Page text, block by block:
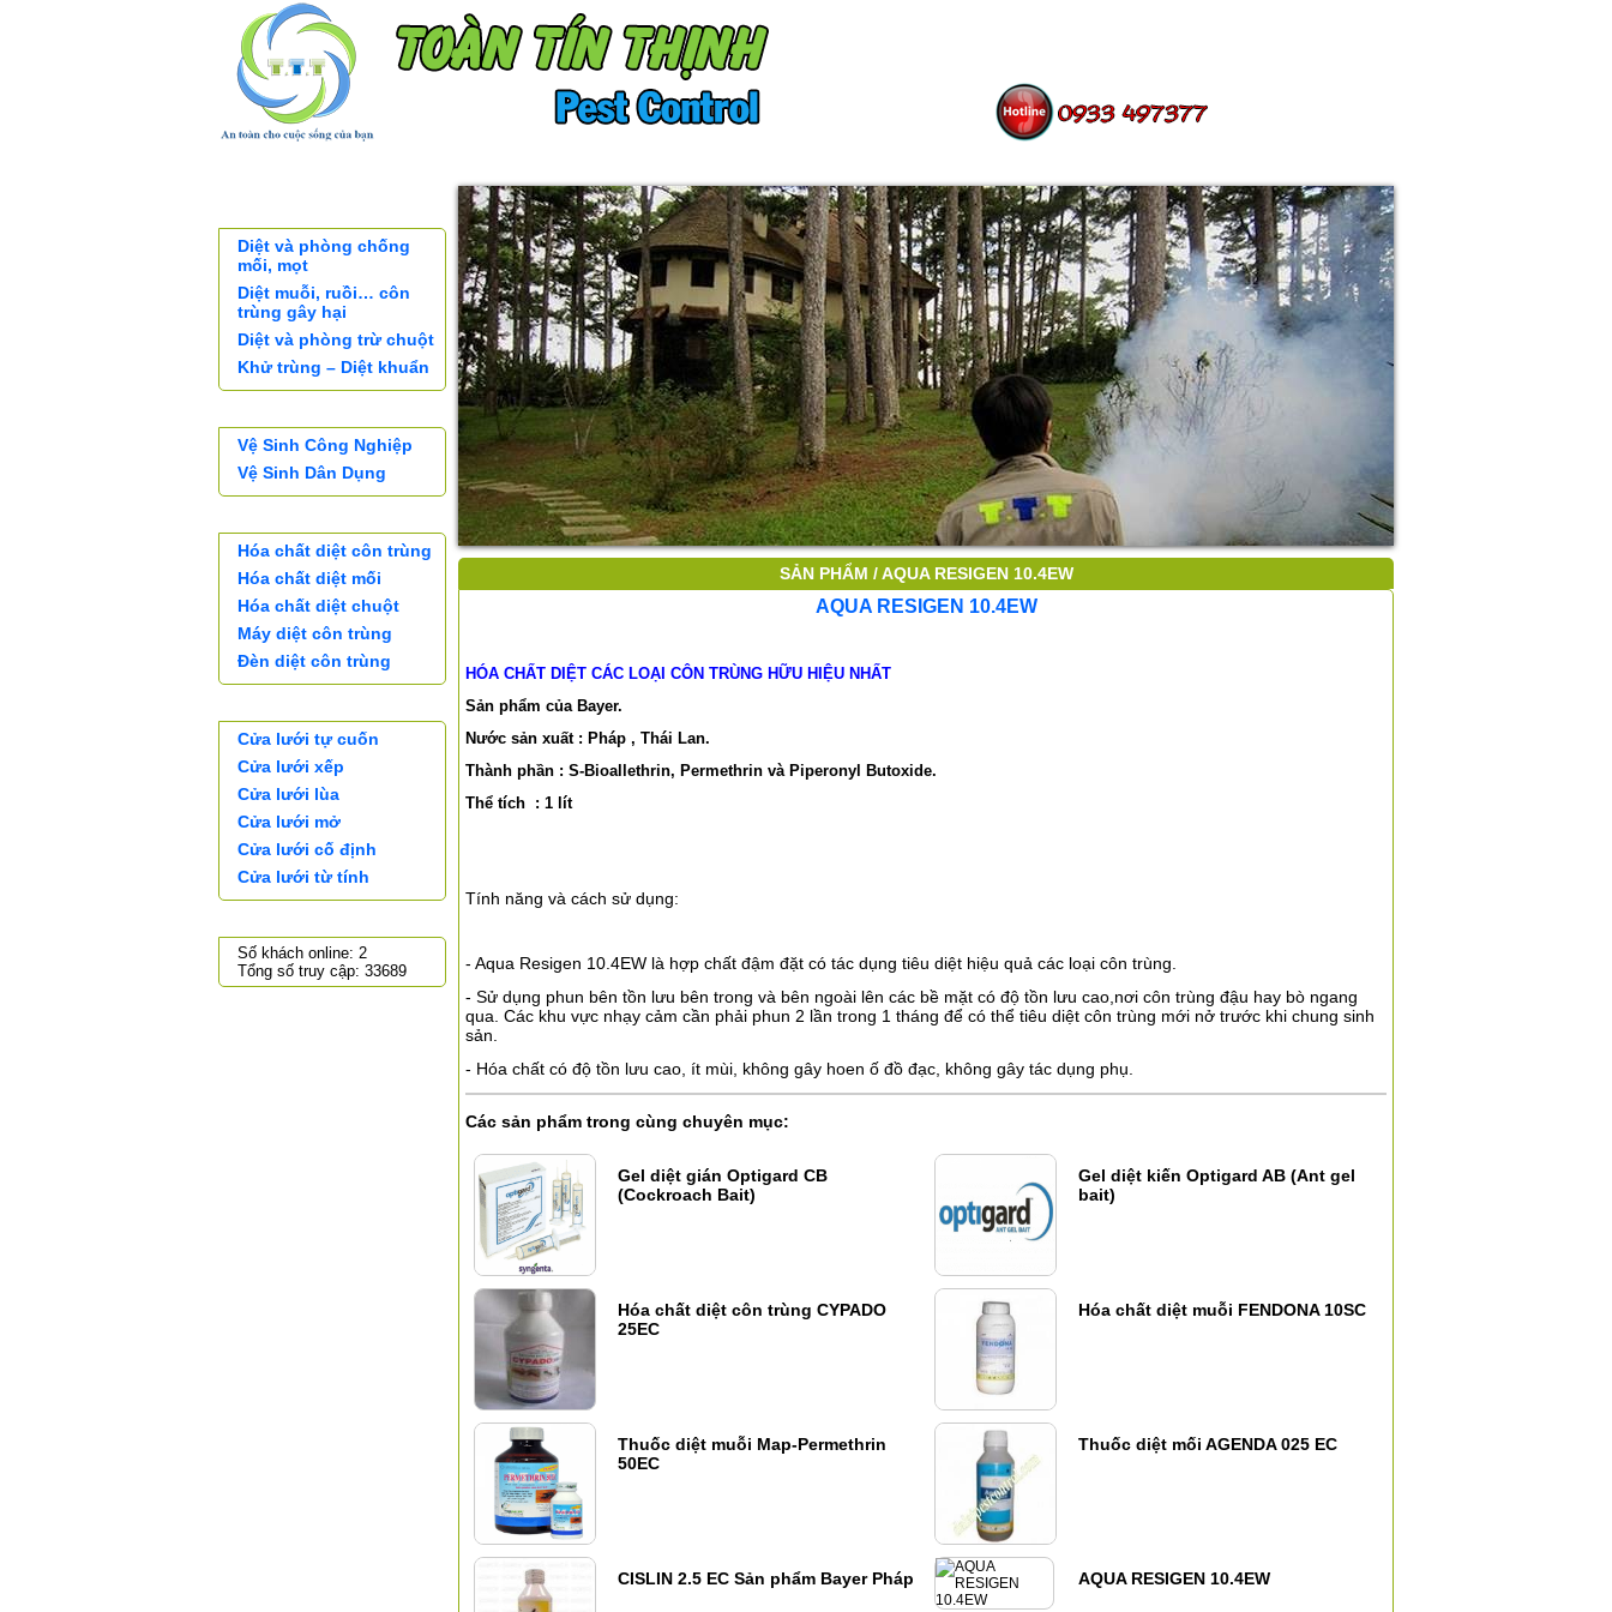
Diệt và phòng chống
mối, mọt
Diệt muỗi, ruồi… côn
trùng gây hại
Diệt và phòng trừ chuột
Khử trùng – Diệt khuẩn
Vệ Sinh Công Nghiệp
Vệ Sinh Dân Dụng
Hóa chất diệt côn trùng
Hóa chất diệt mối
Hóa chất diệt chuột
Máy diệt côn trùng
Đèn diệt côn trùng
Cửa lưới tự cuốn
Cửa lưới xếp
Cửa lưới lùa
Cửa lưới mở
Cửa lưới cố định
Cửa lưới từ tính
Số khách online: 2
Tổng số truy cập: 33689
SẢN PHẨM /AQUA RESIGEN 10.4EW
AQUA RESIGEN 10.4EW
HÓA CHẤT DIỆT CÁC LOẠI CÔN TRÙNG HỮU HIỆU NHẤT
Sản phẩm của Bayer.
Nước sản xuất : Pháp , Thái Lan.
Thành phần : S-Bioallethrin, Permethrin và Piperonyl Butoxide.
Thể tích : 1 lít
Tính năng và cách sử dụng:
- Aqua Resigen 10.4EW là hợp chất đậm đặt có tác dụng tiêu diệt hiệu quả các loại côn trùng.
- Sử dụng phun bên tồn lưu bên trong và bên ngoài lên các bề mặt có độ tồn lưu cao,nơi côn trùng đậu hay bò ngang
qua. Các khu vực nhạy cảm cần phải phun 2 lần trong 1 tháng để có thể tiêu diệt côn trùng mới nở trước khi chung sinh
sản.
- Hóa chất có độ tồn lưu cao, ít mùi, không gây hoen ố đồ đạc, không gây tác dụng phụ.
Các sản phẩm trong cùng chuyên mục:
Gel diệt gián Optigard CB
(Cockroach Bait)
Gel diệt kiến Optigard AB (Ant gel
bait)
Hóa chất diệt côn trùng CYPADO
25EC
Hóa chất diệt muỗi FENDONA 10SC
Thuốc diệt muỗi Map-Permethrin
50EC
Thuốc diệt mối AGENDA 025 EC
CISLIN 2.5 EC Sản phẩm Bayer Pháp AQUA RESIGEN 10.4EW